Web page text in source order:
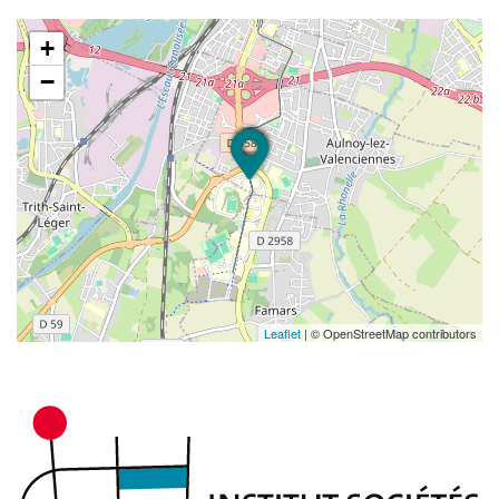
la politique RH de l'organisation, comprendre le
business model de l'organisation
2.2. Anticiper les emplois et compétences
nécessaires à la réalisation de la stratégie
organisationnelle (développer une ingénierie de
GPEC)
2.3. Attirer les talents et créer des viviers de
talents (marketing RH, marque employeur,
communication, e-recrutement, RSE)
2.4. Fidéliser les RH (gestion des carrières,
politique de rémunération) et construire une
2.5. Evaluer la performance du management
des RH
+
−
Leaflet | © OpenStreetMap contributors